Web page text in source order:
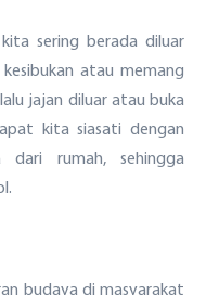
bjb
bjb
Abadi
sering berada diluar
atau memang
jajan diluar atau buka
kita siasati dengan
dari rumah, sehingga
budaya di masyarakat